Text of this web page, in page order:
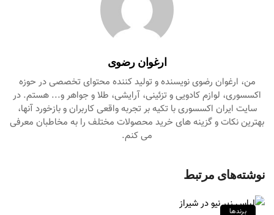
ارغوان رضوی
من، ارغوان رضوی نویسنده و تولید کننده محتوای تخصصی در حوزه
اکسسوری، لوازم کادویی و تزئینی، آرایشی، طلا و جواهر و... هستم. در
سایت ایران اکسسوری با تکیه بر تجربه واقعی کاربران و بازخورد آنها،
بهترین نکات و گزینه های خرید محصولات مختلف را به مخاطبان معرفی
می کنم.
نوشته‌های مرتبط
برندها